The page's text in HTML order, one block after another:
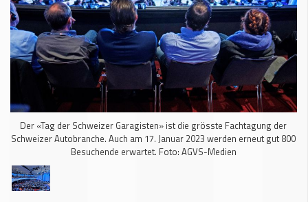
Der «Tag der Schweizer Garagisten» ist die grösste Fachtagung der
Schweizer Autobranche. Auch am 17. Januar 2023 werden erneut gut 800
Besuchende erwartet. Foto: AGVS-Medien